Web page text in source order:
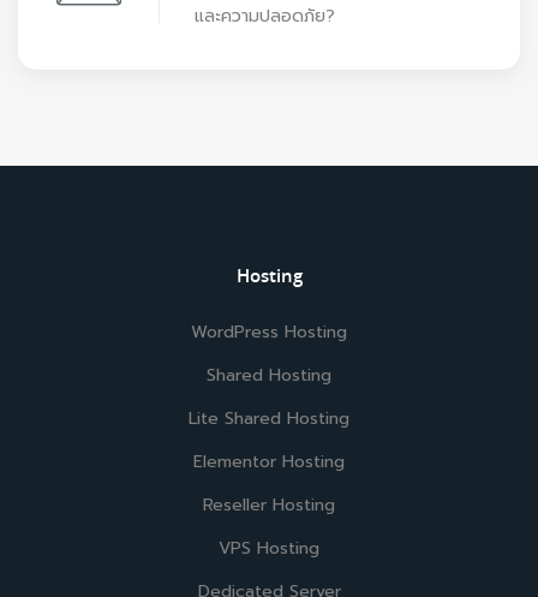
และความปลอดภัย?
Hosting
WordPress Hosting
Shared Hosting
Lite Shared Hosting
Elementor Hosting
Reseller Hosting
VPS Hosting
Dedicated Server